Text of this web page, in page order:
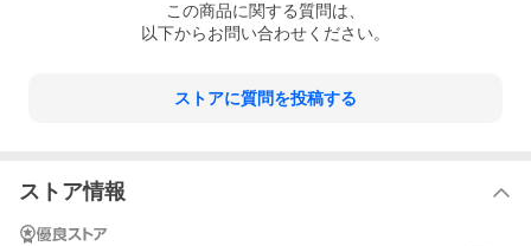
この商品に関する質問は、
以下からお問い合わせください。
ストアに質問を投稿する
ストア情報